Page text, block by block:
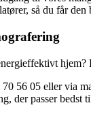
så du får
56 05 eller via
der passer bedst